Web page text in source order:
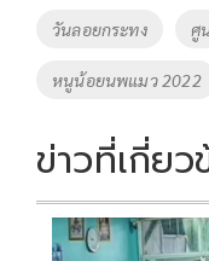
k k
วันลอยกระทง ศู
หนูน้อยนพแมว 2022
ข่าวที่เกี่ย